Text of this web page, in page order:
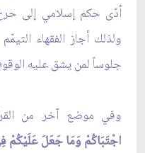
أدّى حكم إسلامي إلى
ولذلك أجاز الفقهاء
جلوساً لمن يشق عليه
وفي موضع آخر من
اجْتَبَاكُمْ وَمَا جَعَلَ عَلَيْكُمْ